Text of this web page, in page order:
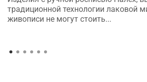
традиционной технологии лаковой
живописи не могут стоить...